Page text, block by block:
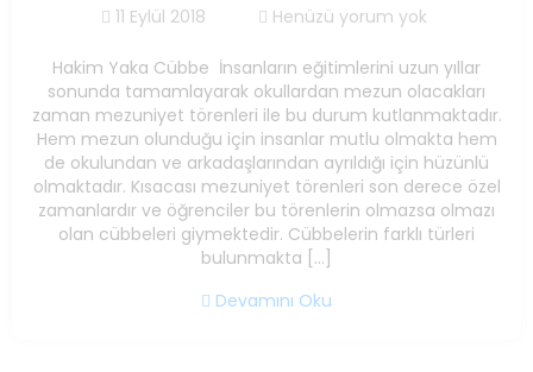
11 Eylül 2018 Henüzü yorum yok
Hakim Yaka Cübbe İnsanların eğitimlerini uzun yıllar
sonunda tamamlayarak okullardan mezun olacakları
zaman mezuniyet törenleri ile bu durum kutlanmaktadır.
Hem mezun olunduğu için insanlar mutlu olmakta hem
de okulundan ve arkadaşlarından ayrıldığı için hüzünlü
olmaktadır. Kısacası mezuniyet törenleri son derece özel
zamanlardır ve öğrenciler bu törenlerin olmazsa olmazı
olan cübbeleri giymektedir. Cübbelerin farklı türleri
bulunmakta […]
Devamını Oku